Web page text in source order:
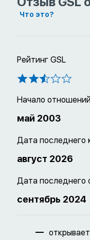
Что это?
Рейтинг GSL
Начало отношений
май 2003
Дата последнего
август 2026
Дата последнего
сентябрь 2024